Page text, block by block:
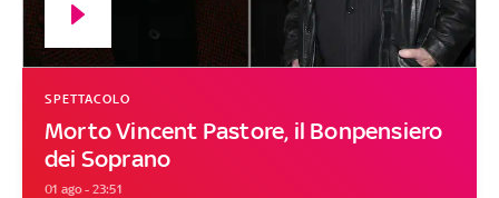
Morto Vincent Pastore, il Bonpensiero
dei Soprano
SPETTACOLO
01 ago - 23:51